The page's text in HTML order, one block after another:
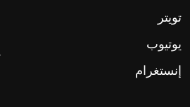
تويتر
يوتيوب
إنستغرام